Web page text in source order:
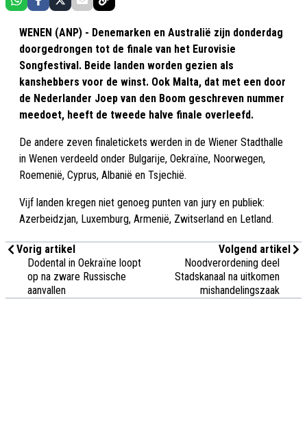
WENEN (ANP) - Denemarken en Australië zijn donderdag
doorgedrongen tot de finale van het Eurovisie
Songfestival. Beide landen worden gezien als
kanshebbers voor de winst. Ook Malta, dat met een door
de Nederlander Joep van den Boom geschreven nummer
meedoet, heeft de tweede halve finale overleefd.
De andere zeven finaletickets werden in de Wiener Stadthalle
in Wenen verdeeld onder Bulgarije, Oekraïne, Noorwegen,
Roemenië, Cyprus, Albanië en Tsjechië.
Vijf landen kregen niet genoeg punten van jury en publiek:
Azerbeidzjan, Luxemburg, Armenië, Zwitserland en Letland.
Vorig artikel
Dodental in Oekraïne loopt
op na zware Russische
aanvallen
Volgend artikel
Noodverordening deel
Stadskanaal na uitkomen
mishandelingszaak